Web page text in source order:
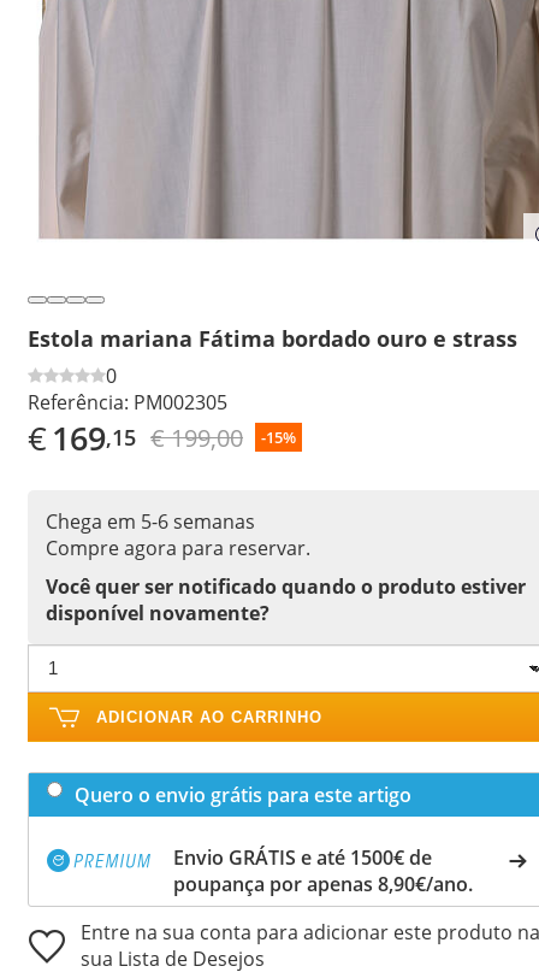
Estola mariana Fátima bordado ouro e strass
0
Referência: PM002305
€169,15 € 199,00 -15%
Chega em 5-6 semanas
Compre agora para reservar.
Você quer ser notificado quando o produto estiver
disponível novamente?
ADICIONAR AO CARRINHO
Quero o envio grátis para este artigo
Envio GRÁTIS e até 1500€ de
poupança por apenas 8,90€/ano.
Entre na sua conta para adicionar este produto na
sua Lista de Desejos